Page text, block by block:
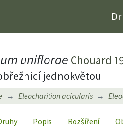
uniflorae Chouard
jednokvětou
Eleocharition acicularis
Popis Rozšíření